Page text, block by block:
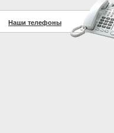
Наши телефоны